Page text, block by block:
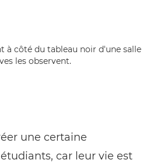
une certaine
car leur vie est